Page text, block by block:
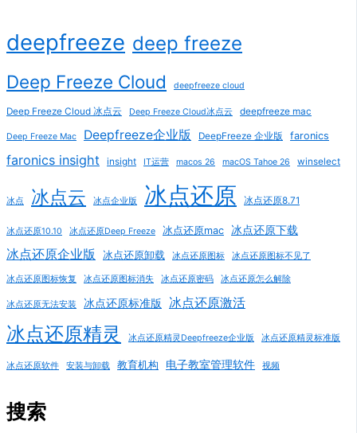
deepfreeze deep freeze
Deep Freeze Cloud deepfreeze cloud
Deep Freeze Cloud 冰点云 Deep Freeze Cloud冰点云 deepfreeze mac
Deep Freeze Mac Deepfreeze企业版 DeepFreeze 企业版 faronics
faronics insight insight IT运营 macos 26 macOS Tahoe 26 winselect
冰点 冰点云 冰点企业版 冰点还原 冰点还原8.71
冰点还原10.10 冰点还原Deep Freeze 冰点还原mac 冰点还原下载
冰点还原企业版 冰点还原卸载 冰点还原图标 冰点还原图标不见了
冰点还原图标恢复 冰点还原图标消失 冰点还原密码 冰点还原怎么解除
冰点还原无法安装 冰点还原标准版 冰点还原激活
冰点还原精灵 冰点还原精灵Deepfreeze企业版 冰点还原精灵标准版
冰点还原软件 安装与卸载 教育机构 电子教室管理软件 视频
搜索